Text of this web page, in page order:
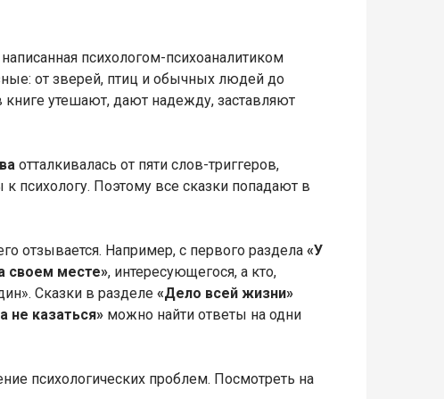
психологом-психоаналитиком
от зверей, птиц и обычных людей до
утешают, дают надежду, заставляют
отталкивалась от пяти слов-триггеров,
психологу. Поэтому все сказки попадают в
отзывается. Например, с первого раздела «У
своем месте», интересующегося, а кто,
Сказки в разделе «Дело всей жизни»
не казаться» можно найти ответы на одни
психологических проблем. Посмотреть на